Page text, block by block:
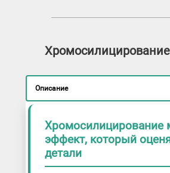
Описание
Хромосилицирование
эффект, который
детали